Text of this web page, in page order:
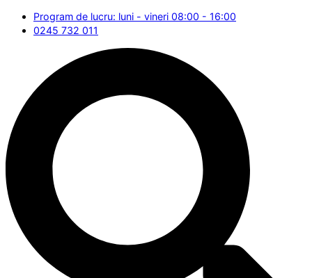
Program de lucru: luni - vineri 08:00 - 16:00
0245 732 011